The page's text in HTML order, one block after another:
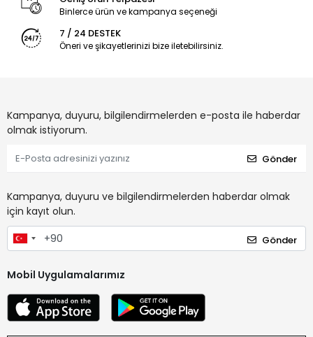
Binlerce ürün ve kampanya seçeneği
7 / 24 DESTEK
Öneri ve şikayetlerinizi bize iletebilirsiniz.
Kampanya, duyuru, bilgilendirmelerden e-posta ile haberdar
olmak istiyorum.
Gönder
Kampanya, duyuru ve bilgilendirmelerden haberdar olmak
için kayıt olun.
Gönder
Mobil Uygulamalarımız